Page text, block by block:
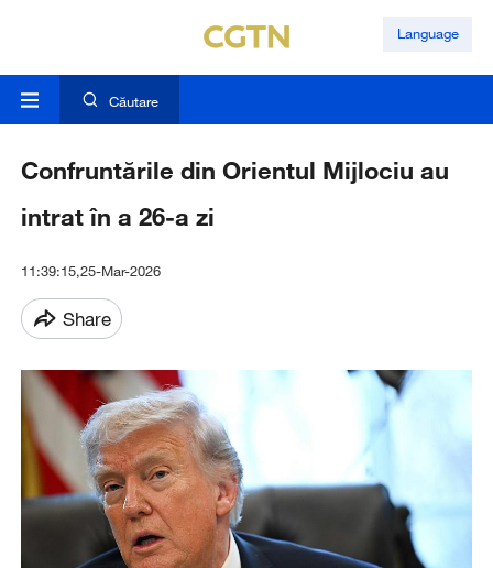
Language
Căutare
Confruntările din Orientul Mijlociu au
intrat în a 26-a zi
11:39:15,25-Mar-2026
Share